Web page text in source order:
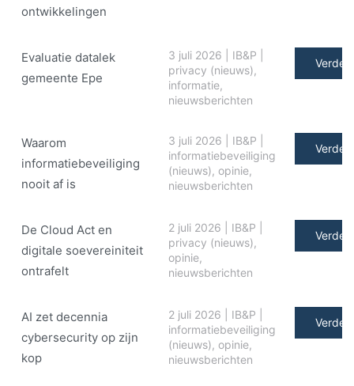
ontwikkelingen
Evaluatie datalek
gemeente Epe
3 juli 2026 IB&P
privacy (nieuws),
informatie,
nieuwsberichten
Verder
Waarom
informatiebeveiliging
nooit af is
3 juli 2026 IB&P
informatiebeveiliging
(nieuws), opinie,
nieuwsberichten
Verder
De Cloud Act en
digitale soe­ve­rei­ni­teit
ontrafelt
2 juli 2026 IB&P
privacy (nieuws),
opinie,
nieuwsberichten
Verder
AI zet decennia
cybersecurity op zijn
kop
2 juli 2026 IB&P
informatiebeveiliging
(nieuws), opinie,
nieuwsberichten
Verder